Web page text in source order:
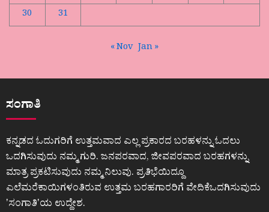
30
31
« Nov Jan »
ಸಂಗಾತಿ
ಕನ್ನಡದ ಓದುಗರಿಗೆ ಉತ್ತಮವಾದ ಎಲ್ಲ ಪ್ರಕಾರದ ಬರಹಳನ್ನು ಓದಲು
ಒದಗಿಸುವುದು ನಮ್ಮ ಗುರಿ. ಜನಪರವಾದ, ಜೀವಪರವಾದ ಬರಹಗಳನ್ನು
ಮಾತ್ರ ಪ್ರಕಟಿಸುವುದು ನಮ್ಮ ನಿಲುವು. ಪ್ರತಿಭೆಯಿದ್ದೂ
ಎಲೆಮರೆಕಾಯಿಗಳಂತಿರುವ ಉತ್ತಮ ಬರಹಗಾರರಿಗೆ ವೇದಿಕೆಒದಗಿಸುವುದು
ʼಸಂಗಾತಿʼಯ ಉದ್ದೇಶ.